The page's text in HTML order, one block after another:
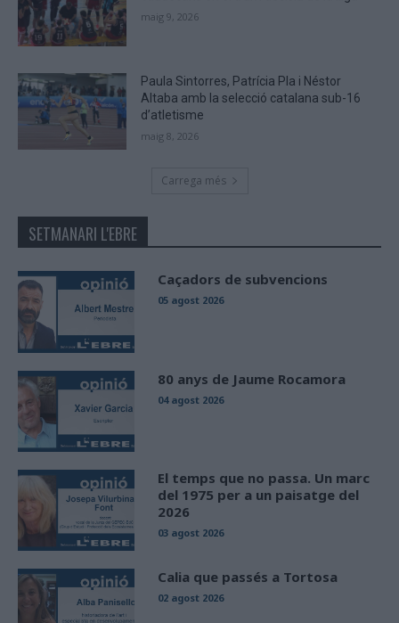
maig 9, 2026
Paula Sintorres, Patrícia Pla i Néstor
Altaba amb la selecció catalana sub-16
d’atletisme
maig 8, 2026
Carrega més
SETMANARI L'EBRE
Caçadors de subvencions
05 agost 2026
80 anys de Jaume Rocamora
04 agost 2026
El temps que no passa. Un marc
del 1975 per a un paisatge del
2026
03 agost 2026
Calia que passés a Tortosa
02 agost 2026